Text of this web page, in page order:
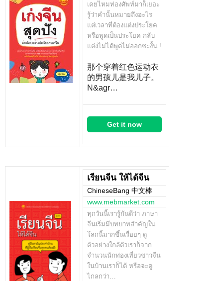
เคยไหมท่องศัพท์มาก็เยอะ
รู้ว่าคำนั้นหมายถึงอะไร
แต่เวลาที่ต้องแต่งประโยค
หรือพูดเป็นประโยค กลับ
แต่งไม่ได้พูดไม่ออกซะงั้น !
那个穿着红色运动衣
的男孩儿是我儿子。
N&agr…
Get it now
เรียนจีน ให้ได้จีน
ChineseBang 中文棒
www.mebmarket.com
ทุกวันนี้เรารู้กันดีว่า ภาษา
จีนเริ่มมีบทบาทสำคัญใน
โลกนี้มากขึ้นเรื่อยๆ ดู
ตัวอย่างใกล้ตัวเราก็จาก
จำนวนนักท่องเที่ยวชาวจีน
ในบ้านเราก็ได้ หรือจะดู
ไกลกว่า…